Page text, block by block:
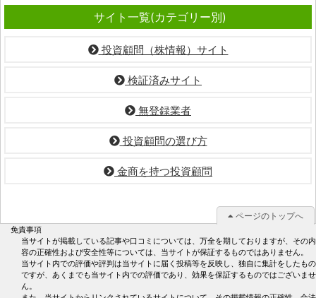
サイト一覧(カテゴリー別)
投資顧問（株情報）サイト
検証済みサイト
無登録業者
投資顧問の選び方
金商を持つ投資顧問
免責事項
当サイトが掲載している記事や口コミについては、万全を期しておりますが、その内
容の正確性および安全性等については、当サイトが保証するものではありません。
当サイト内での評価や評判は当サイトに届く投稿等を反映し、独自に集計をしたもの
ですが、あくまでも当サイト内での評価であり、効果を保証するものではございませ
ん。
ページのトップへ